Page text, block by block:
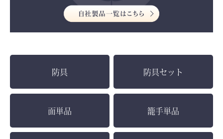
防具 防具セット
面単品 籠手単品